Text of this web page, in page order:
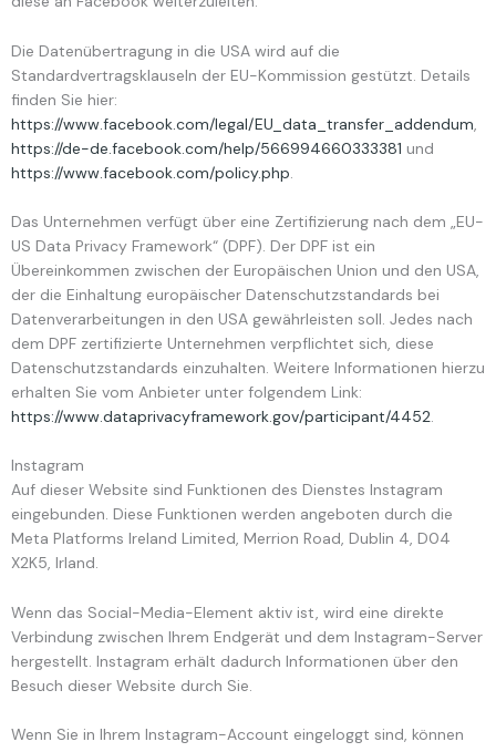
Die Datenübertragung in die USA wird auf die
Standardvertragsklauseln der EU-Kommission gestützt. Details
finden Sie hier:
https://www.facebook.com/legal/EU_data_transfer_addendum
https://de-de.facebook.com/help/566994660333381 und
https://www.facebook.com/policy.php
Das Unternehmen verfügt über eine Zertifizierung nach dem „EU-
US Data Privacy Framework“ (DPF). Der DPF ist ein
Übereinkommen zwischen der Europäischen Union und den USA,
der die Einhaltung europäischer Datenschutzstandards bei
Datenverarbeitungen in den USA gewährleisten soll. Jedes nach
dem DPF zertifizierte Unternehmen verpflichtet sich, diese
Datenschutzstandards einzuhalten. Weitere Informationen hierzu
erhalten Sie vom Anbieter unter folgendem Link:
https://www.dataprivacyframework.gov/participant/4452.
Instagram
Auf dieser Website sind Funktionen des Dienstes Instagram
eingebunden. Diese Funktionen werden angeboten durch die
Meta Platforms Ireland Limited, Merrion Road, Dublin 4, D04
X2K5, Irland.
Wenn das Social-Media-Element aktiv ist, wird eine direkte
Verbindung zwischen Ihrem Endgerät und dem Instagram-Server
hergestellt. Instagram erhält dadurch Informationen über den
Besuch dieser Website durch Sie.
Wenn Sie in Ihrem Instagram-Account eingeloggt sind, können